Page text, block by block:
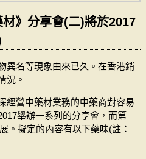
》分享會(二)將於2017
異名等現象由來已久。在香港銷
況。
經營中藥材業務的中藥商對容易
舉辦一系列的分享會，而第
。擬定的內容有以下藥味(註：